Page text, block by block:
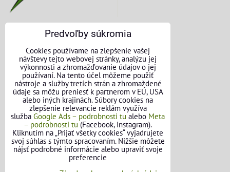
KONTAKTNÉ ÚDAJE
O nás
Kontakt
Požičovňa náradia
Názory našich zákazníkov
Mapa stránok
SLEDUJTE NÁS
Predvoľby súkromia
Cookies používame na zlepšenie vašej
návštevy tejto webovej stránky, analýzu jej
výkonnosti a zhromažďovanie údajov o jej
používaní. Na tento účel môžeme použiť
nástroje a služby tretích strán a zhromaždené
údaje sa môžu preniesť k partnerom v EÚ, USA
alebo iných krajinách. Súbory cookies na
zlepšenie relevancie reklám využíva
služba Google Ads – podrobnosti tu alebo Meta
– podrobnosti tu (Facebook, Instagram).
Kliknutím na „Prijať všetky cookies“ vyjadrujete
svoj súhlas s týmto spracovaním. Nižšie môžete
nájsť podrobné informácie alebo upraviť svoje
preferencie